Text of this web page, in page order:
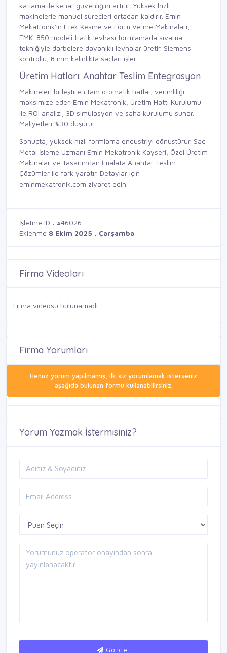
katlama ile kenar güvenliğini artırır. Yüksek hızlı
makinelerle manuel süreçleri ortadan kaldırır. Emin
Mekatronik'in Etek Kesme ve Form Verme Makinaları
EMK-850 modeli trafik levhası formlamada sıvama
tekniğiyle darbelere dayanıklı levhalar üretir. Siemens
kontrollü, 8 mm kalınlıkta sacları işler.
Üretim Hatları: Anahtar Teslim Entegrasyon
Makineleri birleştiren tam otomatik hatlar, verimliliği
maksimize eder. Emin Mekatronik, Üretim Hattı Kurulumu
ile ROI analizi, 3D simülasyon ve saha kurulumu sunar.
Maliyetleri %30 düşürür.
Sonuçta, yüksek hızlı formlama endüstriyi dönüştürür. Sac
Metal İşleme Uzmanı Emin Mekatronik Kayseri, Özel Üretim
Makinalar ve Tasarımdan İmalata Anahtar Teslim
Çözümler ile fark yaratır. Detaylar için
eminmekatronik.com ziyaret edin.
İşletme ID : #46026
Eklenme 8 Ekim 2025 , Çarşamba
Firma Videoları
Firma videosu bulunamadı.
Firma Yorumları
Henüz yorum yapılmamış, ilk siz yorumlamak isterseniz
aşağıda bulunan formu kullanabilirsiniz.
Yorum Yazmak İstermisiniz?
Gönder